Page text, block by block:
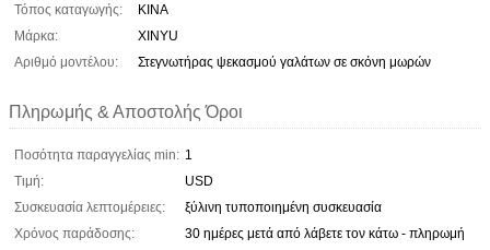
Τόπος καταγωγής:
ΚΙΝΑ
Μάρκα:
XINYU
Αριθμό μοντέλου:
Στεγνωτήρας ψεκασμού γαλάτων σε σκόνη μωρών
Πληρωμής & Αποστολής Όροι
Ποσότητα παραγγελίας min: 1
Τιμή:
USD
Συσκευασία λεπτομέρειες:
ξύλινη τυποποιημένη συσκευασία
Χρόνος παράδοσης:
30 ημέρες μετά από λάβετε τον κάτω - πληρωμή